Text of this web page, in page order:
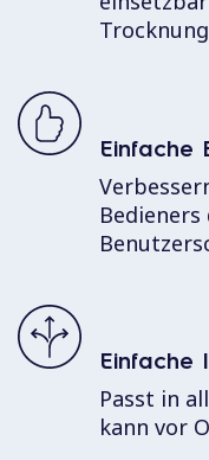
Einfache
Einfache
Passt in
kann vor